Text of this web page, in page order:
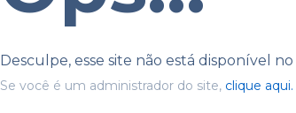
Desculpe, esse site não está disponível
Se você é um administrador do site, clique aqui.